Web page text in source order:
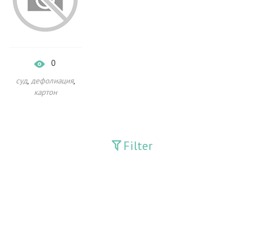
0
суд, дефолиация,
картон
Filter